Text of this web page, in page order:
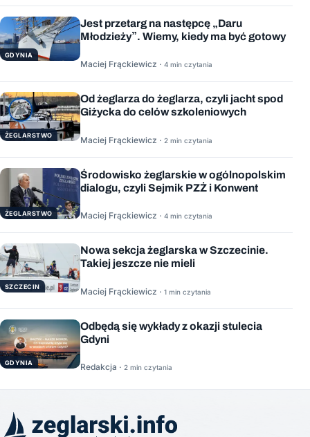
GDYNIA
Jest przetarg na następcę „Daru
Młodzieży”. Wiemy, kiedy ma być gotowy
Maciej Frąckiewicz · 4 min czytania
ŻEGLARSTWO
Od żeglarza do żeglarza, czyli jacht spod
Giżycka do celów szkoleniowych
Maciej Frąckiewicz · 2 min czytania
ŻEGLARSTWO
Środowisko żeglarskie w ogólnopolskim
dialogu, czyli Sejmik PZŻ i Konwent
Maciej Frąckiewicz · 4 min czytania
SZCZECIN
Nowa sekcja żeglarska w Szczecinie.
Takiej jeszcze nie mieli
Maciej Frąckiewicz · 1 min czytania
GDYNIA
Odbędą się wykłady z okazji stulecia
Gdyni
Redakcja · 2 min czytania